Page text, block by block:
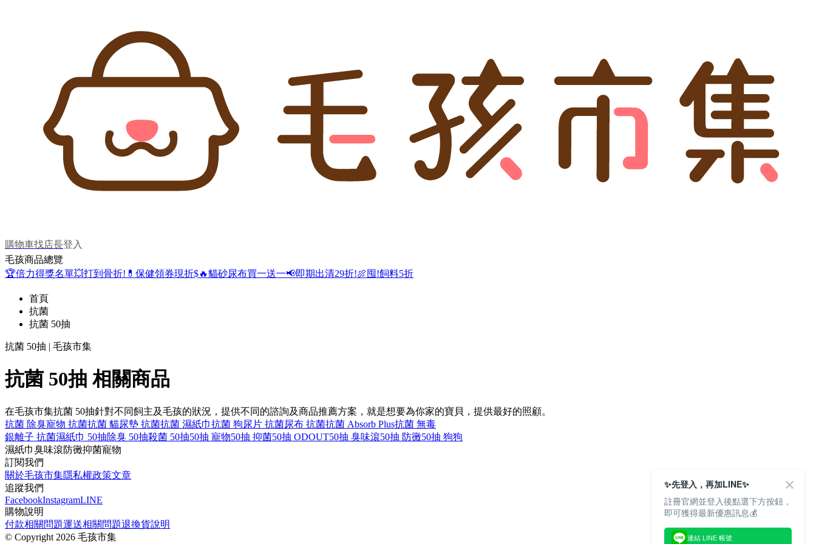
購物車找店長登入
毛孩商品總覽
🏆倍力得獎名單💥打到骨折! 💊保健領券現折$🔥貓砂尿布買一送一📢即期出清29折!🍖囤!飼料5折
首頁
抗菌
抗菌 50抽
抗菌 50抽 | 毛孩市集
抗菌 50抽 相關商品
在毛孩市集抗菌 50抽針對不同飼主及毛孩的狀況，提供不同的諮詢及商品推薦方案，就是想要為你家的寶貝，提供最好的照顧。
抗菌 除臭寵物 抗菌抗菌 貓尿墊 抗菌抗菌 濕紙巾抗菌 狗尿片 抗菌尿布 抗菌抗菌 Absorb Plus抗菌 無毒
銀離子 抗菌濕紙巾 50抽除臭 50抽殺菌 50抽50抽 寵物50抽 抑菌50抽 ODOUT50抽 臭味滾50抽 防黴50抽 狗狗
濕紙巾臭味滾防黴抑菌寵物
訂閱我們
關於毛孩市集隱私權政策文章
追蹤我們
FacebookInstagramLINE
購物說明
付款相關問題運送相關問題退換貨說明
© Copyright 2026 毛孩市集
✨先登入，再加LINE✨
註冊官網並登入後點選下方按鈕，
即可獲得最新優惠訊息💰
連結 LINE 帳號